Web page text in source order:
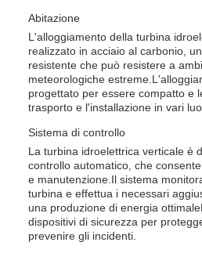
Abitazione
L'alloggiamento della turbina
realizzato in acciaio al carbonio,
resistente che può resistere a
meteorologiche
progettato per essere compatto e
trasporto e l'installazione in vari
Sistema di controllo
La turbina idroelettrica verticale è
controllo automatico, che
e manutenzione.Il sistema
turbina e effettua i necessari
una produzione di energia
dispositivi di sicurezza per
prevenire gli incidenti.